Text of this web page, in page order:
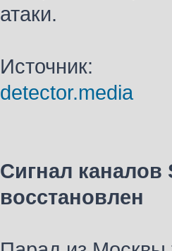
атаки.
Источник:
detector.media
Сигнал каналов
восстановлен